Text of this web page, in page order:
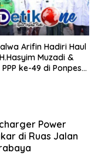
Arifin Hadiri Haul
Muzadi &
ke-49 di Ponpes
Power
di Ruas Jalan